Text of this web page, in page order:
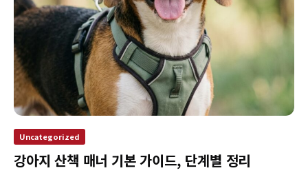
Uncategorized
강아지 산책 매너 기본 가이드, 단계별 정리